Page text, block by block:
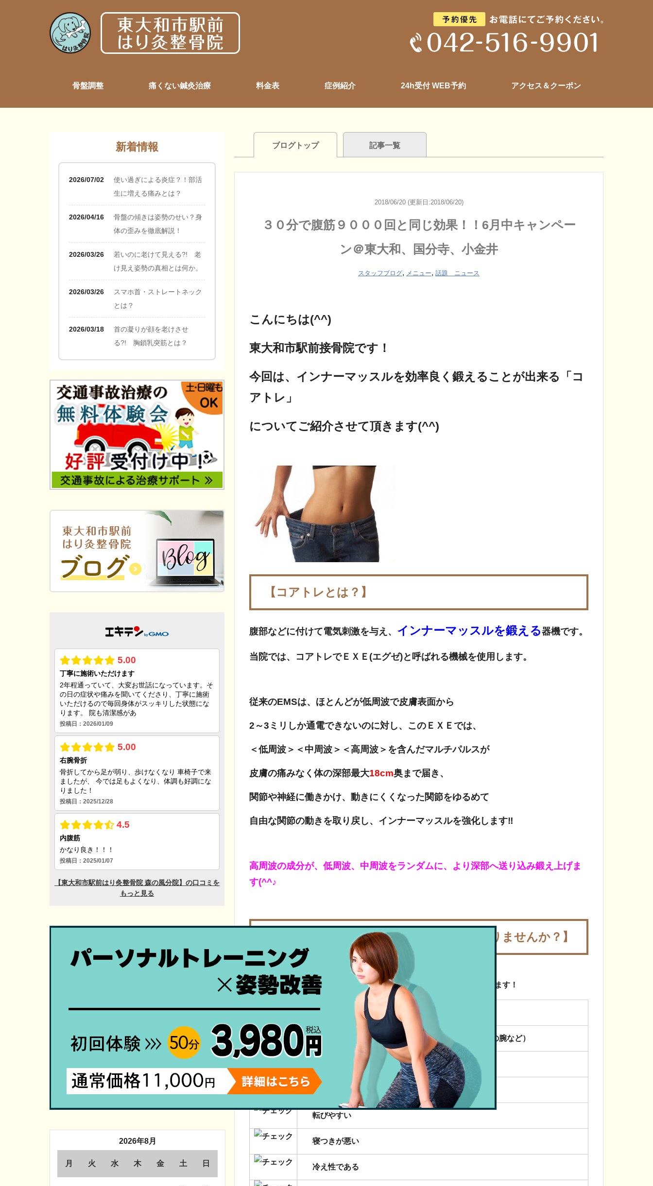
骨盤調整 痛くない鍼灸治療 料金表 症例紹介 24h受付 WEB予約 アクセス＆クーポン
ブログトップ 記事一覧
2018/06/20 (更新日:2018/06/20)
３０分で腹筋９０００回と同じ効果！！6月中キャンペー
ン＠東大和、国分寺、小金井
スタッフブログ, メニュー, 話題 ニュース
こんにちは(^^)
東大和市駅前接骨院です！
今回は、インナーマッスルを効率良く鍛えることが出来る「コ
アトレ」
についてご紹介させて頂きます(^^)
【コア トレとは？】
腹部などに付けて電気刺激を与え、 インナーマッスルを鍛える器機です。
当院では、コアトレでＥＸＥ(エグゼ)と呼ばれる機械を使用します。
従来のEMSは、ほとんどが低周波で皮膚表面から
2～3ミリしか通電できないのに対し、このＥＸＥでは、
＜低周波＞＜中周波＞＜高周波＞を含んだマルチパルスが
皮膚の痛みなく体の深部最大18cm奥まで届き、
関節や神経に働きかけ、動きにくくなった関節をゆるめて
自由な関節の動きを取り戻し、インナーマッスルを強化します‼
高周波の成分が、低周波、中周波をランダムに、より深部へ送り込み鍛え上げま
す(^^♪
【皆さんはこのタイトルの中でお悩みはありませんか？】
下記の質問に 1つでも当てはまる人はぜひ「コアトレ」をオススメ致します！
メタボリックシンドロームが気になる
部分的にやせたいところがある（太もも、お腹、二の腕など）
肩こり、腰痛がひどい
ひざ痛などの関節痛でツライ
転びやすい
寝つきが悪い
冷え性である
新着情報
2026/07/02
使い過ぎによる炎症？！部活
生に増える痛みとは？
2026/04/16
骨盤の傾きは姿勢のせい？身
体の歪みを徹底解説！
2026/03/26
若いのに老けて見える?! 老
け見え姿勢の真相とは何か。
2026/03/26
スマホ首・ストレートネック
とは？
2026/03/18
首の凝りが顔を老けさせ
る?! 胸鎖乳突筋とは？
2026年8月
月 火 水 木 金 土 日